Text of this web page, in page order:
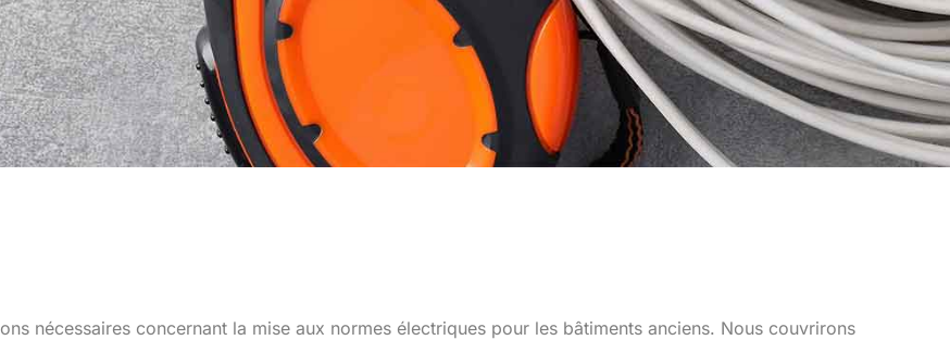
nécessaires concernant la mise aux normes électriques pour les bâtiments anciens. Nous couvrirons